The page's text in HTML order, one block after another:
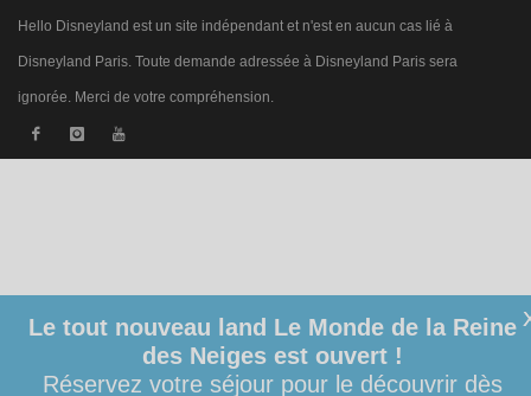
Hello Disneyland est un site indépendant et n'est en aucun cas lié à
Disneyland Paris. Toute demande adressée à Disneyland Paris sera
ignorée. Merci de votre compréhension.
Le tout nouveau land Le Monde de la Reine
des Neiges est ouvert !
Réservez votre séjour pour le découvrir dès